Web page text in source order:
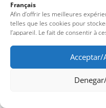
Français
Afin d’offrir les meilleures
telles que les cookies pour
l’appareil. Le fait de consentir à
uniques sur ce site. Le fait de ne
consentement peut avoir un
caractéristiques du site.
Acceptar/